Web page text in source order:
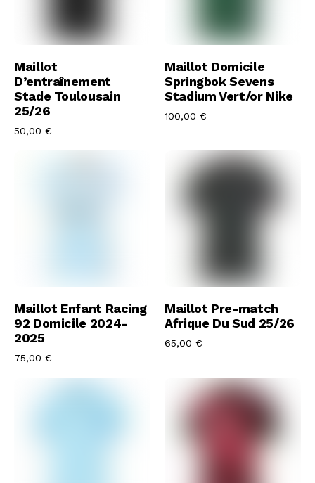
Acheter Le Maillot
Maillot
D’entraînement
Stade Toulousain
25/26
50,00 €
Acheter Le Maillot
Maillot Domicile
Springbok Sevens
Stadium Vert/or Nike
100,00 €
Acheter Le Maillot
Maillot Enfant Racing
92 Domicile 2024-
2025
75,00 €
Acheter Le Maillot
Maillot Pre-match
Afrique Du Sud 25/26
65,00 €